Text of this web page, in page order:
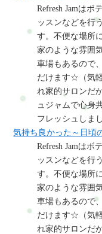
Refresh Jamはボ
ッスンなどを行
す。不便な場所
家のような雰囲
車場もあるので
だけます☆（気
れ家的サロンだ
ュジャムで心身
フレッシュしま
気持ち良かった～日頃
Refresh Jamはボ
ッスンなどを行
す。不便な場所
家のような雰囲
車場もあるので
だけます☆（気
れ家的サロンだ